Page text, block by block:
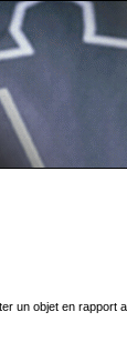
un objet en